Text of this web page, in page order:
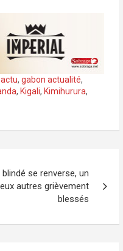
, gabon actualité,
, Kigali, Kimihurura,
se renverse, un
autres grièvement
blessés